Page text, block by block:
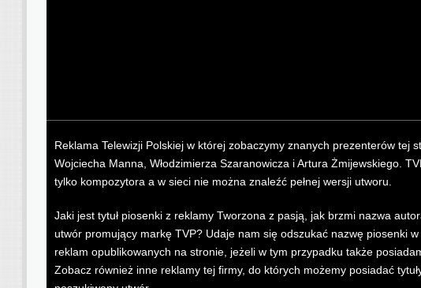
Reklama Telewizji Polskiej w której zobaczymy znanych prezenterów tej
Wojciecha Manna, Włodzimierza Szaranowicza i Artura Żmijewskiego.
tylko kompozytora a w sieci nie można znaleźć pełnej wersji utworu.
Jaki jest tytuł piosenki z reklamy Tworzona z pasją, jak brzmi nazwa
utwór promujący markę TVP? Udaje nam się odszukać nazwę piosenki
reklam opublikowanych na stronie, jeżeli w tym przypadku także
Zobacz również inne reklamy tej firmy, do których możemy posiadać